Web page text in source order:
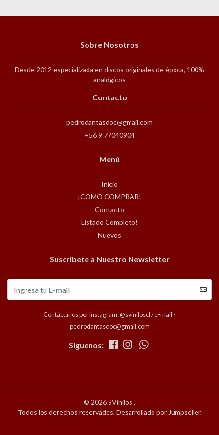
Sobre Nosotros
Desde 2012 especializada en discos originales de época, 100%
analógicos
Contacto
pedrodantasdoc@gmail.com
+56 9 77040904
Menú
Inicio
¡COMO COMPRAR!
Contacto
Listado Completo!
Nuevos
Suscríbete a Nuestro Newsletter
Contáctanos por instagram: @sviniloscl / e-mail -
pedrodantasdoc@gmail.com
Síguenos:
© 2026 SVinilos .
Todos los derechos reservados.Desarrollado por Jumpseller.